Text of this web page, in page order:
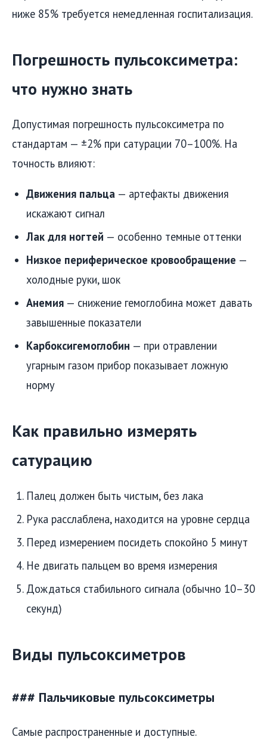
ниже 85% требуется немедленная госпитализация.
Погрешность пульсоксиметра:
что нужно знать
Допустимая погрешность пульсоксиметра по
стандартам — ±2% при сатурации 70–100%. На
точность влияют:
Движения пальца — артефакты движения
искажают сигнал
Лак для ногтей — особенно темные оттенки
Низкое периферическое кровообращение —
холодные руки, шок
Анемия — снижение гемоглобина может давать
завышенные показатели
Карбоксигемоглобин — при отравлении
угарным газом прибор показывает ложную
норму
Как правильно измерять
сатурацию
Палец должен быть чистым, без лака
Рука расслаблена, находится на уровне сердца
Перед измерением посидеть спокойно 5 минут
Не двигать пальцем во время измерения
Дождаться стабильного сигнала (обычно 10–30
секунд)
Виды пульсоксиметров
### Пальчиковые пульсоксиметры
Самые распространенные и доступные.